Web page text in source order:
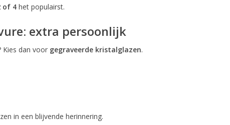
of 4 het populairst.
extra persoonlijk
Kies dan voor gegraveerde kristalglazen.
in een blijvende herinnering.